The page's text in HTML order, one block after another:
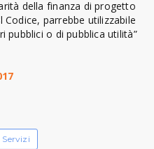
della finanza di progetto
Codice, parrebbe utilizzabile
pubblici o di pubblica utilità”
Servizi